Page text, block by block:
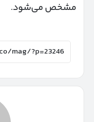
مشخص می‌شود.